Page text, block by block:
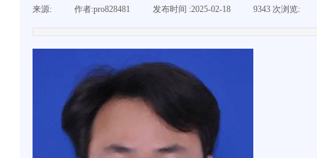
来源: 作者:pro828481 发布时间 :2025-02-18 9343 次浏览: